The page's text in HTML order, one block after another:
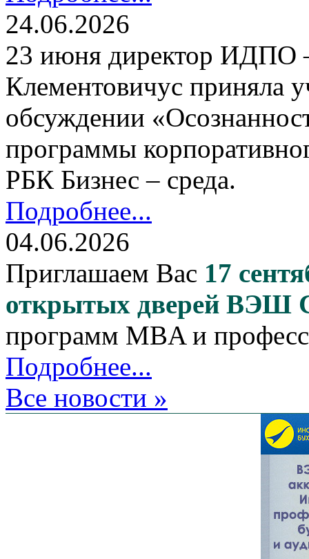
24.06.2026
23 июня директор
Клементовичус приняла
обсуждении
программы
РБК Бизнес – среда.
Подробнее...
04.06.2026
Приглашаем Вас 17
открытых дверей ВЭШ
программ MBA и
Подробнее...
Все новости »